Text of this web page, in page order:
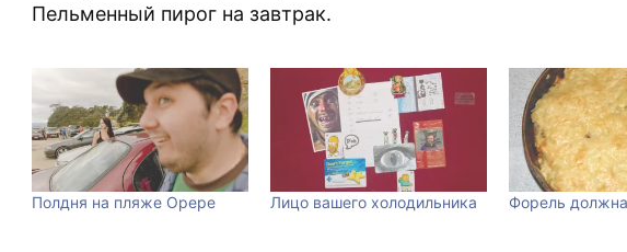
Пельменный пирог на завтрак.
Полдня на пляже Орере Лицо вашего холодильника Форель